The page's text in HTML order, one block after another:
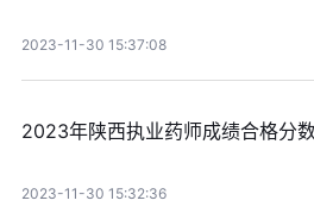
2023-11-30 15:37:08
2023年陕西执业药师成绩合格分
2023-11-30 15:32:36